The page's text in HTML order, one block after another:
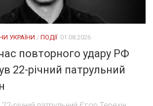
УКРАЇНИ / ПОДІЇ 01.08.2026
повторного удару РФ
22-річний патрульний